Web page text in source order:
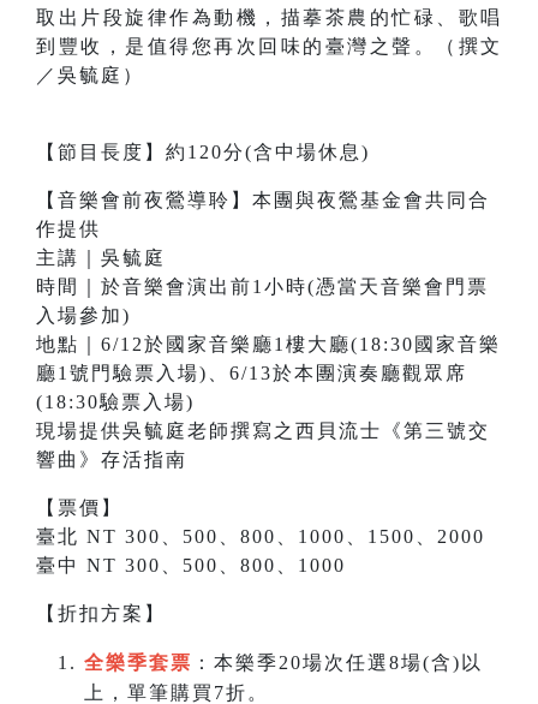
取出片段旋律作為動機，描摹茶農的忙碌、歌唱
到豐收，是值得您再次回味的臺灣之聲。（撰文
／吳毓庭）
【節目長度】約120分(含中場休息)
【音樂會前夜鶯導聆】本團與夜鶯基金會共同合
作提供
主講｜吳毓庭
時間｜於音樂會演出前1小時(憑當天音樂會門票
入場參加)
地點｜6/12於國家音樂廳1樓大廳(18:30國家音樂
廳1號門驗票入場)、6/13於本團演奏廳觀眾席
(18:30驗票入場)
現場提供吳毓庭老師撰寫之 西貝流士 《第三號交
響曲 》存活指南
【票價】
臺北 NT 300、500、800、1000、1500、2000
臺中 NT 300、500、800、1000
【折扣方案】
全樂季套票 ：本樂季20場次任選8場(含)以
上，單筆購買7折。